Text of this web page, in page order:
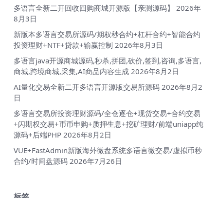
多语言全新二开回收回购商城开源版【亲测源码】
2026年
8月3日
新版本多语言交易所源码/期权秒合约+杠杆合约+智能合约
投资理财+NTF+贷款+输赢控制 2026年8月3日
多语言java开源商城源码,秒杀,拼团,砍价,签到,咨询,多语言,
商城,跨境商城,采集,AI商品内容生成 2026年8月2日
AI量化交易全新二开多语言开源版交易所源码 2026年8月2
日
多语言交易所投资理财源码/全仓逐仓+现货交易+合约交易
+闪期权交易+币币申购+质押生息+挖矿理财/前端uniapp纯
源码+后端PHP 2026年8月2日
VUE+FastAdmin新版海外微盘系统多语言微交易/虚拟币秒
合约/时间盘源码 2026年7月26日